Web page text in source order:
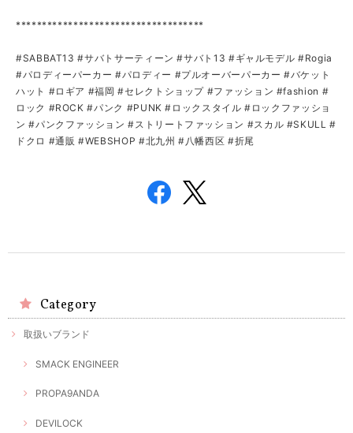
************************************
#SABBAT13 #サバトサーティーン #サバト13 #ギャルモデル #Rogia
#パロディーパーカー #パロディー #プルオーバーパーカー #バケット
ハット #ロギア #福岡 #セレクトショップ #ファッション #fashion #
ロック #ROCK #パンク #PUNK #ロックスタイル #ロックファッショ
ン #パンクファッション #ストリートファッション #スカル #SKULL #
ドクロ #通販 #WEBSHOP #北九州 #八幡西区 #折尾
Category
取扱いブランド
SMACK ENGINEER
PROPA9ANDA
DEVILOCK